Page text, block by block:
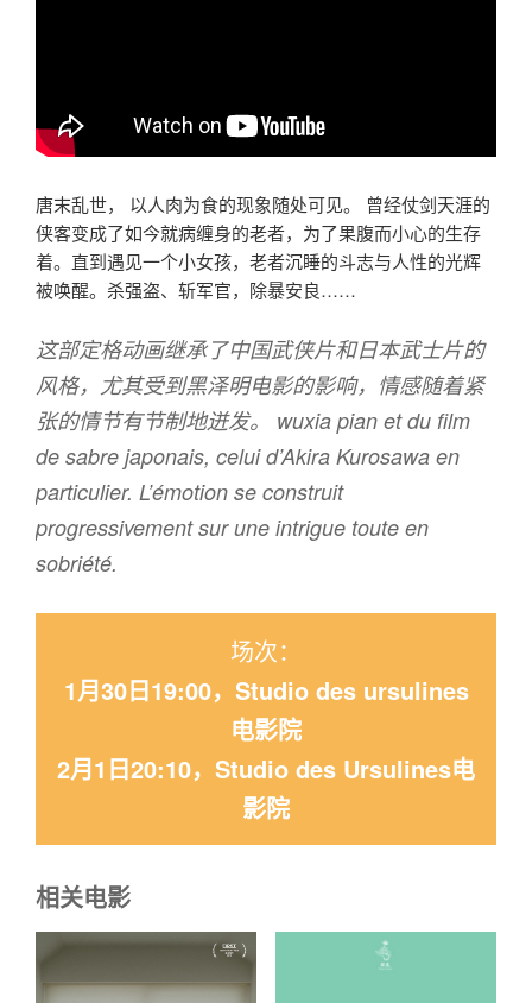
唐末乱世， 以人肉为食的现象随处可见。 曾经仗剑天涯的
侠客变成了如今就病缠身的老者，为了果腹而小心的生存
着。直到遇见一个小女孩，老者沉睡的斗志与人性的光辉
被唤醒。杀强盗、斩军官，除暴安良……
这部定格动画继承了中国武侠片和日本武士片的
风格，尤其受到黑泽明电影的影响，情感随着紧
张的情节有节制地迸发。 wuxia pian et du film
de sabre japonais, celui d’Akira Kurosawa en
particulier. L’émotion se construit
progressivement sur une intrigue toute en
sobriété.
场次：
1月30日19:00，Studio des ursulines
电影院
2月1日20:10，Studio des Ursulines电
影院
相关电影